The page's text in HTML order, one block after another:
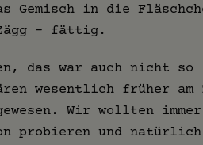
in die
– fättig.
das war auch nicht so
wesentlich früher am
Wir wollten immer
probieren und